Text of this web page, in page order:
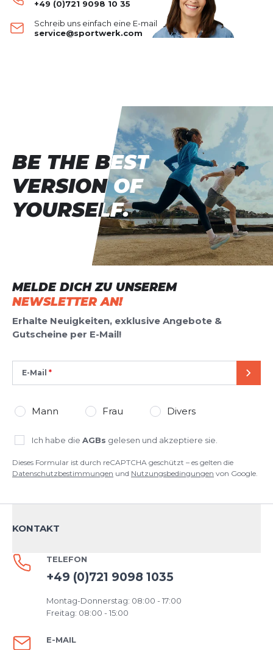
leichtPerformance X-Light Eco Brief
Deine Bewertung:
Rezension
BEWERTUNG HINZUFÜGEN
Dieses Formular ist durch reCAPTCHA geschützt – es gelten die
Datenschutzbestimmungenund
+49 (0)721 9098 10 35
Schreib uns einfach eine E-mail
service@sportwerk.com
MELDE DICH ZU UNSEREM
NEWSLETTER AN!
Erhalte Neuigkeiten, exklusive Angebote &
Gutscheine per E-Mail!
E-Mail
Mann Frau Divers
Ich habe die AGBs gelesen und akzeptiere sie.
Dieses Formular ist durch reCAPTCHA geschützt – es gelten die
Datenschutzbestimmungen und Nutzungsbedingungen von Google.
BE THE BEST
VERSION OF
YOURSELF.
BE THE BEST
VERSION OF
YOURSELF.
KONTAKT
TELEFON
+49 (0)721 9098 1035
Montag-Donnerstag: 08:00 - 17:00
Freitag: 08:00 - 15:00
E-MAIL